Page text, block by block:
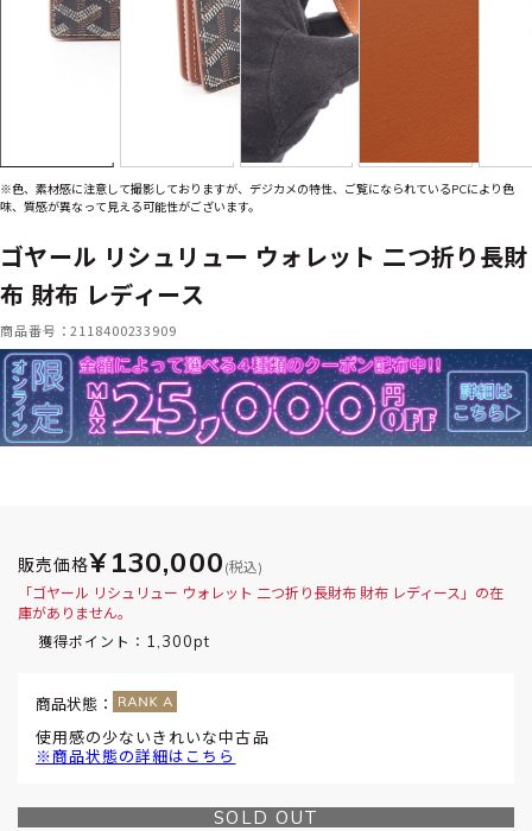
※色、素材感に注意して撮影しておりますが、デジカメの特性、ご覧になられているPCにより色
味、質感が異なって見える可能性がございます。
ゴヤール リシュリュー ウォレット 二つ折り長財
布 財布 レディース
商品番号：2118400233909
販売価格¥130,000 (税込)
「ゴヤール リシュリュー ウォレット 二つ折り長財布 財布 レディース」の在
庫がありません。
獲得ポイント： 1,300pt
商品状態：
使用感の少ないきれいな中古品
※商品状態の詳細はこちら
SOLD OUT